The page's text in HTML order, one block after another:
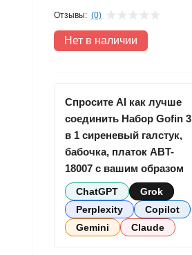
Отзывы: (0)
Нет в наличии
Спросите AI как лучше
соединить Набор Gofin 3
в 1 сиреневый галстук,
бабочка, платок ABT-
18007 с вашим образом
ChatGPT
Grok
Perplexity
Copilot
Gemini
Claude